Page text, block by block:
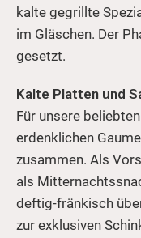
kalte gegrillte
im Gläschen. Der
gesetzt.
Kalte Platten und
Für unsere
erdenklichen
zusammen. Als
als
deftig-fränkisch
zur exklusiven